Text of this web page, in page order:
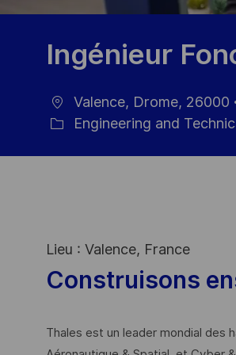
Ingénieur
Ort
Valence, Drome, 26000
Engineering and
Lieu : Valence, France
Construisons
Thales est un leader mondial des